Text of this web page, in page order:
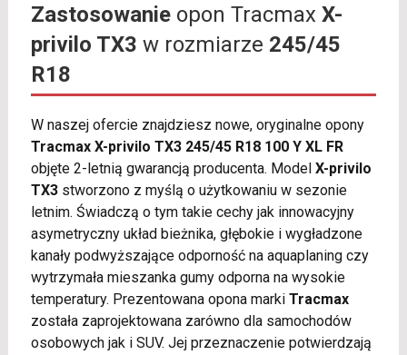
Zastosowanieopon Tracmax X-
privilo TX3 w rozmiarze 245/45
R18
W naszej ofercie znajdziesz nowe, oryginalne opony
Tracmax X-privilo TX3 245/45 R18 100 Y XL FR
objęte 2-letnią gwarancją producenta. Model X-privilo
TX3stworzono z myślą o użytkowaniu w sezonie
letnim. Świadczą o tym takie cechy jak innowacyjny
asymetryczny układ bieżnika, głębokie i wygładzone
kanały podwyższające odporność na aquaplaning czy
wytrzymała mieszanka gumy odporna na wysokie
temperatury. Prezentowana opona marki Tracmax
została zaprojektowana zarówno dla samochodów
osobowych jak i SUV. Jej przeznaczenie potwierdzają